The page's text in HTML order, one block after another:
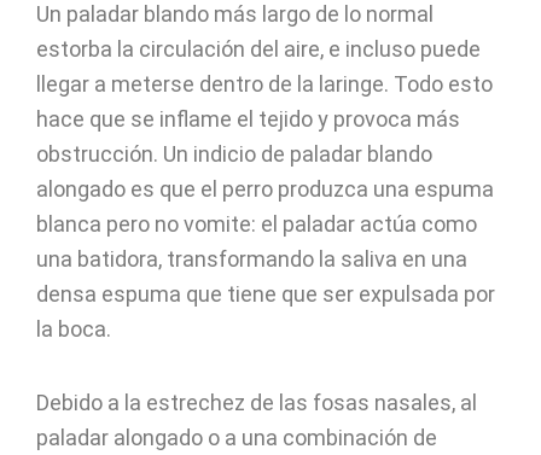
Un paladar blando más largo de lo normal
estorba la circulación del aire, e incluso puede
llegar a meterse dentro de la laringe. Todo esto
hace que se inflame el tejido y provoca más
obstrucción. Un indicio de paladar blando
alongado es que el perro produzca una espuma
blanca pero no vomite: el paladar actúa como
una batidora, transformando la saliva en una
densa espuma que tiene que ser expulsada por
la boca.
Debido a la estrechez de las fosas nasales, al
paladar alongado o a una combinación de